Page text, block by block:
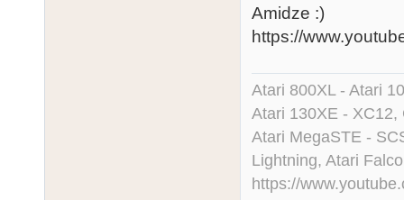
Amidze :)
https://
Atari 800XL - Atari
Atari 130XE - XC12,
Atari MegaSTE -
Lightning, Atari
https://